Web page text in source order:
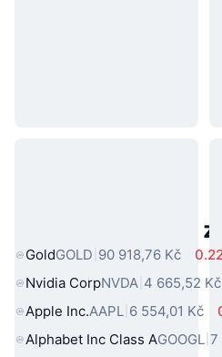
Populární aktiva
GoldGOLD 90 918,76 Kč
Nvidia CorpNVDA 4 665,52 Kč
Apple Inc.AAPL 6 554,01 Kč
Alphabet Inc Class AGOOGL 7